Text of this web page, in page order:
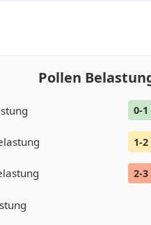
Pollen
0-1
1-2
2-3